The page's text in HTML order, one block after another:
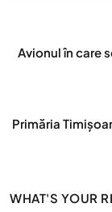
Avionul în care
Primăria
WHAT'S YOUR